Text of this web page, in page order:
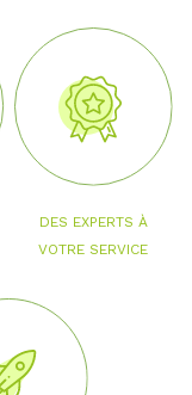
DES EXPERTS À
VOTRE SERVICE